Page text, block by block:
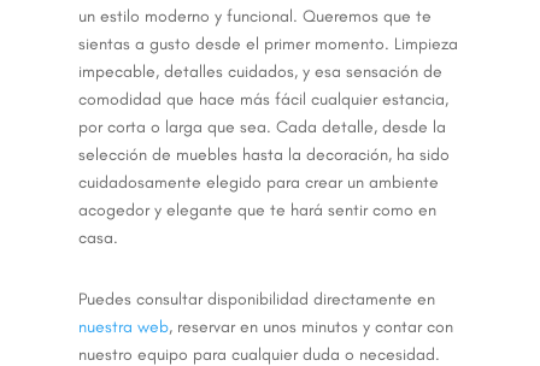
un estilo moderno y funcional. Queremos que te
sientas a gusto desde el primer momento. Limpieza
impecable, detalles cuidados, y esa sensación de
comodidad que hace más fácil cualquier estancia,
por corta o larga que sea. Cada detalle, desde la
selección de muebles hasta la decoración, ha sido
cuidadosamente elegido para crear un ambiente
acogedor y elegante que te hará sentir como en
casa.
Puedes consultar disponibilidad directamente en
nuestra web, reservar en unos minutos y contar con
nuestro equipo para cualquier duda o necesidad.